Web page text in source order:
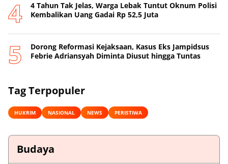
4 Tahun Tak Jelas, Warga Lebak Tuntut Oknum Polisi
Kembalikan Uang Gadai Rp 52,5 Juta
Dorong Reformasi Kejaksaan, Kasus Eks Jampidsus
Febrie Adriansyah Diminta Diusut hingga Tuntas
Tag Terpopuler
HUKRIM NASIONAL NEWS PERISTIWA
Budaya